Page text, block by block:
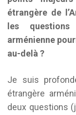
étrangère de
les
arménienne
au-delà ?
Je suis
étrangère
deux questions